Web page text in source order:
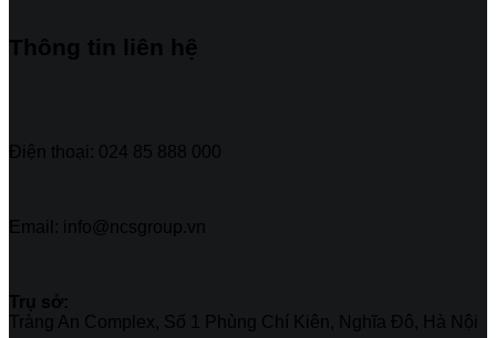
Thông tin liên hệ
Điện thoại: 024 85 888 000
Email: info@ncsgroup.vn
Trụ sở:
Tràng An Complex, Số 1 Phùng Chí Kiên, Nghĩa Đô, Hà Nội